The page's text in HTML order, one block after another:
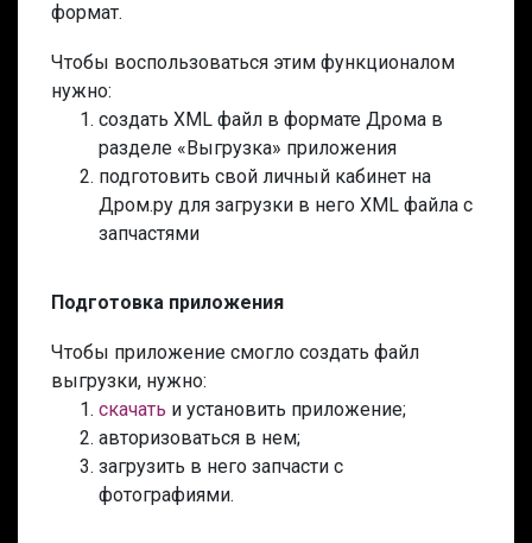
формат.
Чтобы воспользоваться этим функционалом
нужно:
создать XML файл в формате Дрома в
разделе «Выгрузка» приложения
подготовить свой личный кабинет на
Дром.ру для загрузки в него XML файла с
запчастями
Подготовка приложения
Чтобы приложение смогло создать файл
выгрузки, нужно:
скачать и установить приложение;
авторизоваться в нем;
загрузить в него запчасти с
фотографиями.